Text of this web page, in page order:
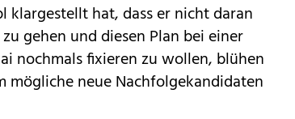
klargestellt hat, dass er nicht daran
gehen und diesen Plan bei einer
nochmals fixieren zu wollen, blühen
mögliche neue Nachfolgekandidaten